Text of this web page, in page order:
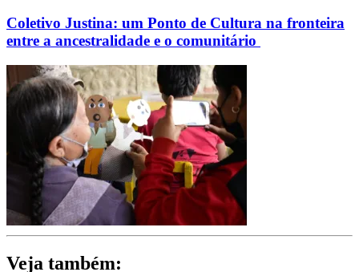
Coletivo Justina: um Ponto de Cultura na fronteira
entre a ancestralidade e o comunitário
Veja também: